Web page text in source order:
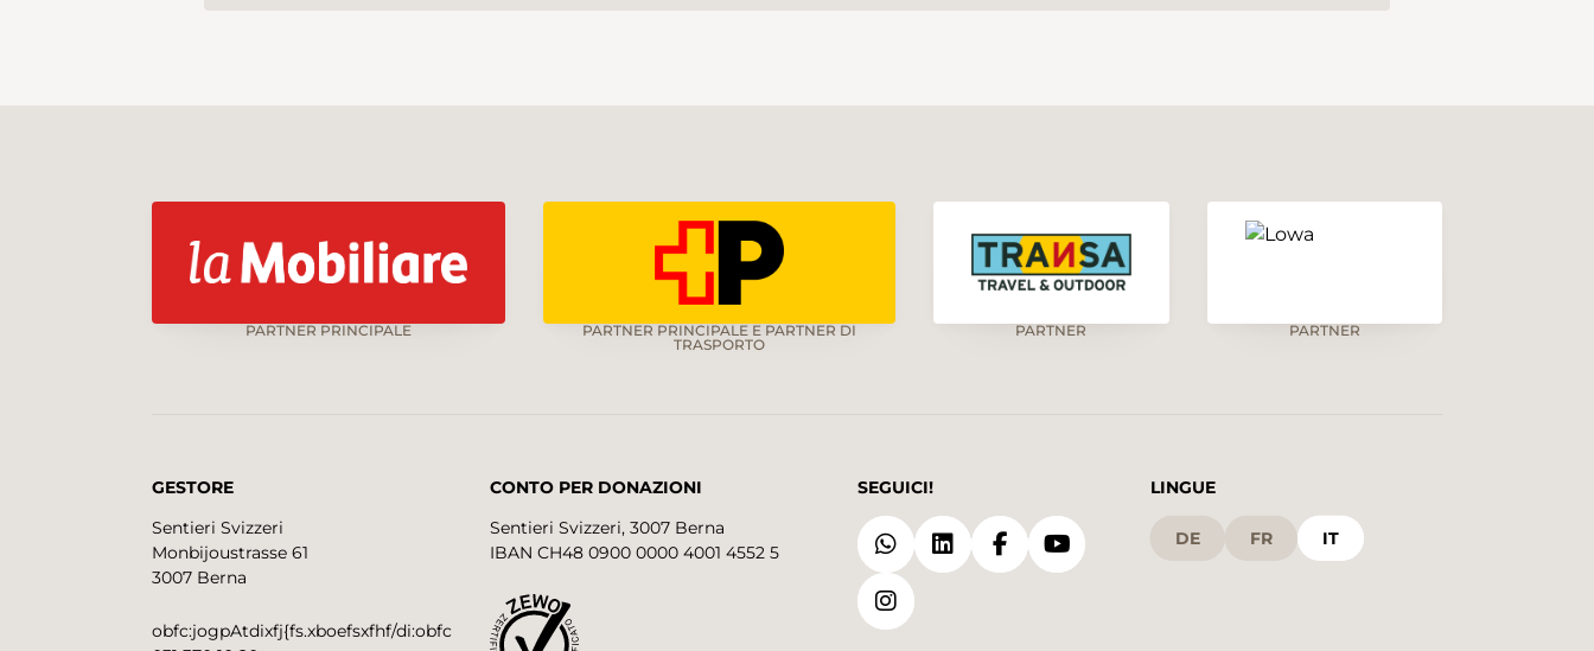
PARTNER PRINCIPALE
PARTNER PRINCIPALE E PARTNER DI
TRASPORTO
PARTNER PARTNER
GESTORE
Sentieri Svizzeri
Monbijoustrasse 61
3007 Berna
obfc:jogpAtdixfj{fs.xboefsxfhf/di:obfc
CONTO PER DONAZIONI
Sentieri Svizzeri, 3007 Berna
IBAN CH48 0900 0000 4001 4552 5
SEGUICI! LINGUE
DE FR IT